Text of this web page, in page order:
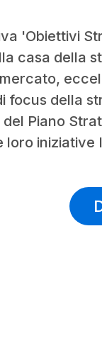
'Obiettivi
casa della
focus della
Piano
loro iniziative